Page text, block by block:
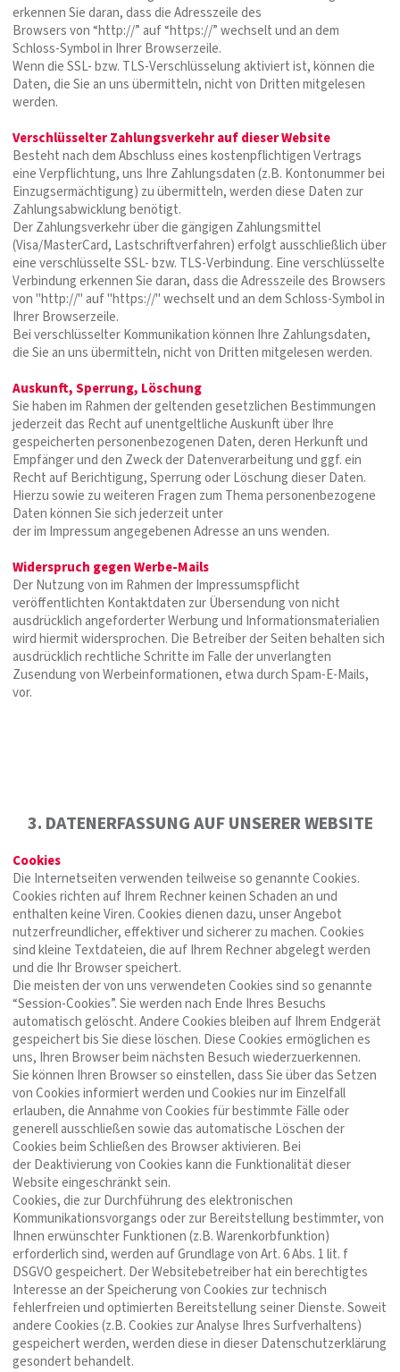
erkennen Sie daran, dass die Adresszeile des
Browsers von “http://” auf “https://” wechselt und an dem
Schloss-Symbol in Ihrer Browserzeile.
Wenn die SSL- bzw. TLS-Verschlüsselung aktiviert ist, können die
Daten, die Sie an uns übermitteln, nicht von Dritten mitgelesen
werden.
Verschlüsselter Zahlungsverkehr auf dieser Website
Besteht nach dem Abschluss eines kostenpflichtigen Vertrags
eine Verpflichtung, uns Ihre Zahlungsdaten (z.B. Kontonummer bei
Einzugsermächtigung) zu übermitteln, werden diese Daten zur
Zahlungsabwicklung benötigt.
Der Zahlungsverkehr über die gängigen Zahlungsmittel
(Visa/MasterCard, Lastschriftverfahren) erfolgt ausschließlich über
eine verschlüsselte SSL- bzw. TLS-Verbindung. Eine verschlüsselte
Verbindung erkennen Sie daran, dass die Adresszeile des Browsers
von "http://" auf "https://" wechselt und an dem Schloss-Symbol in
Ihrer Browserzeile.
Bei verschlüsselter Kommunikation können Ihre Zahlungsdaten,
die Sie an uns übermitteln, nicht von Dritten mitgelesen werden.
Auskunft, Sperrung, Löschung
Sie haben im Rahmen der geltenden gesetzlichen Bestimmungen
jederzeit das Recht auf unentgeltliche Auskunft über Ihre
gespeicherten personenbezogenen Daten, deren Herkunft und
Empfänger und den Zweck der Datenverarbeitung und ggf. ein
Recht auf Berichtigung, Sperrung oder Löschung dieser Daten.
Hierzu sowie zu weiteren Fragen zum Thema personenbezogene
Daten können Sie sich jederzeit unter
der im Impressum angegebenen Adresse an uns wenden.
Widerspruch gegen Werbe-Mails
Der Nutzung von im Rahmen der Impressumspflicht
veröffentlichten Kontaktdaten zur Übersendung von nicht
ausdrücklich angeforderter Werbung und Informationsmaterialien
wird hiermit widersprochen. Die Betreiber der Seiten behalten sich
ausdrücklich rechtliche Schritte im Falle der unverlangten
Zusendung von Werbeinformationen, etwa durch Spam-E-Mails,
vor.
3. DATENERFASSUNG AUF UNSERER WEBSITE
Cookies
Die Internetseiten verwenden teilweise so genannte Cookies.
Cookies richten auf Ihrem Rechner keinen Schaden an und
enthalten keine Viren. Cookies dienen dazu, unser Angebot
nutzerfreundlicher, effektiver und sicherer zu machen. Cookies
sind kleine Textdateien, die auf Ihrem Rechner abgelegt werden
und die Ihr Browser speichert.
Die meisten der von uns verwendeten Cookies sind so genannte
“Session-Cookies”. Sie werden nach Ende Ihres Besuchs
automatisch gelöscht. Andere Cookies bleiben auf Ihrem Endgerät
gespeichert bis Sie diese löschen. Diese Cookies ermöglichen es
uns, Ihren Browser beim nächsten Besuch wiederzuerkennen.
Sie können Ihren Browser so einstellen, dass Sie über das Setzen
von Cookies informiert werden und Cookies nur im Einzelfall
erlauben, die Annahme von Cookies für bestimmte Fälle oder
generell ausschließen sowie das automatische Löschen der
Cookies beim Schließen des Browser aktivieren. Bei
der Deaktivierung von Cookies kann die Funktionalität dieser
Website eingeschränkt sein.
Cookies, die zur Durchführung des elektronischen
Kommunikationsvorgangs oder zur Bereitstellung bestimmter, von
Ihnen erwünschter Funktionen (z.B. Warenkorbfunktion)
erforderlich sind, werden auf Grundlage von Art. 6 Abs. 1 lit. f
DSGVO gespeichert. Der Websitebetreiber hat ein berechtigtes
Interesse an der Speicherung von Cookies zur technisch
fehlerfreien und optimierten Bereitstellung seiner Dienste. Soweit
andere Cookies (z.B. Cookies zur Analyse Ihres Surfverhaltens)
gespeichert werden, werden diese in dieser Datenschutzerklärung
gesondert behandelt.